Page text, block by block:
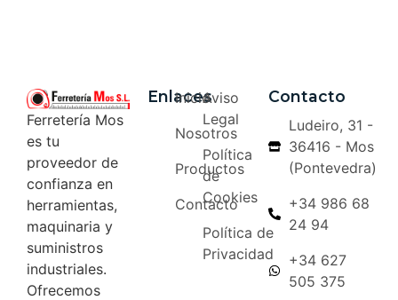
Ferretería Mos
es tu
proveedor de
confianza en
herramientas,
maquinaria y
suministros
industriales.
Ofrecemos
Enlaces
Inicio
Nosotros
Productos
Contacto
Aviso
Legal
Política
de
Cookies
Política de
Privacidad
Contacto
Ludeiro, 31 -
36416 - Mos
(Pontevedra)
+34 986 68
24 94
+34 627
505 375